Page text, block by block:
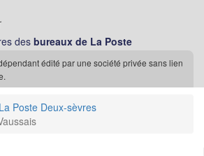
des bureaux de La Poste
édité par une société privée sans lien
La Poste Deux-sèvres